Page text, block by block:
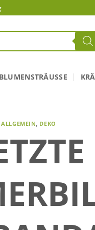
BLUMENSTRÄUSSE
ALLGEMEIN, DEKO